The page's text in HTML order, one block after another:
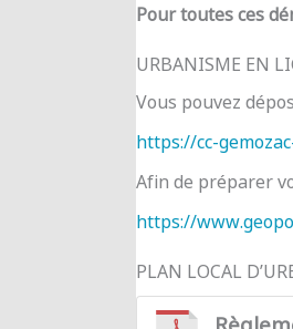
Pour toutes ces
URBANISME EN
Vous pouvez
https://cc-
Afin de préparer
https://
PLAN LOCAL